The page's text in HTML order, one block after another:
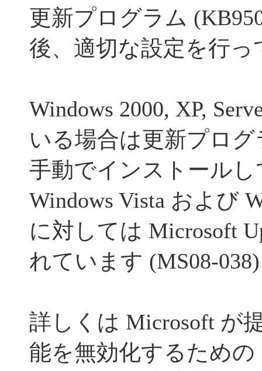
更新プログラム
後、適切な設定を行っ
Windows 2000, XP,
いる場合は更新プログ
手動でインストール
Windows Vista および
に対しては Microsoft
れています (MS08-
詳しくは Microsoft が
能を無効化するため